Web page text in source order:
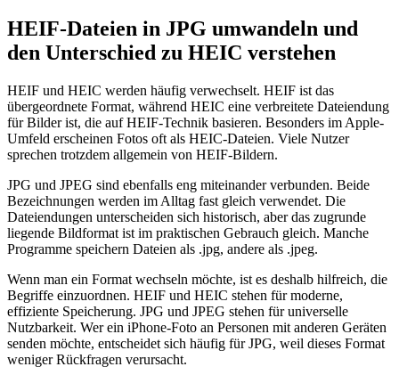
HEIF-Dateien in JPG umwandeln und
den Unterschied zu HEIC verstehen
HEIF und HEIC werden häufig verwechselt. HEIF ist das
übergeordnete Format, während HEIC eine verbreitete Dateiendung
für Bilder ist, die auf HEIF-Technik basieren. Besonders im Apple-
Umfeld erscheinen Fotos oft als HEIC-Dateien. Viele Nutzer
sprechen trotzdem allgemein von HEIF-Bildern.
JPG und JPEG sind ebenfalls eng miteinander verbunden. Beide
Bezeichnungen werden im Alltag fast gleich verwendet. Die
Dateiendungen unterscheiden sich historisch, aber das zugrunde
liegende Bildformat ist im praktischen Gebrauch gleich. Manche
Programme speichern Dateien als .jpg, andere als .jpeg.
Wenn man ein Format wechseln möchte, ist es deshalb hilfreich, die
Begriffe einzuordnen. HEIF und HEIC stehen für moderne,
effiziente Speicherung. JPG und JPEG stehen für universelle
Nutzbarkeit. Wer ein iPhone-Foto an Personen mit anderen Geräten
senden möchte, entscheidet sich häufig für JPG, weil dieses Format
weniger Rückfragen verursacht.